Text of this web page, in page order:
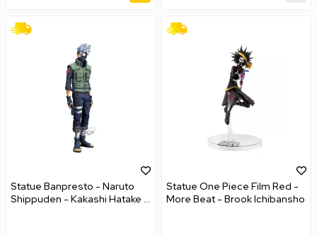
Statue Banpresto - Naruto
Shippuden - Kakashi Hatake -
Statue One Piece Film Red -
More Beat - Brook Ichibansho